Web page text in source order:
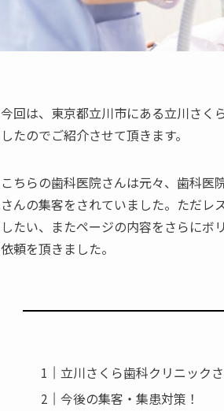
今回は、東京都立川市にある立川さく
したのでご紹介させて頂きます。
こちらの歯科医院さんは元々、歯科医
さんの集客をされていました。ただレ
したい、またページの内容をさらに
依頼を頂きました。
立川さくら歯科クリニック
今後の集客・集患対策！